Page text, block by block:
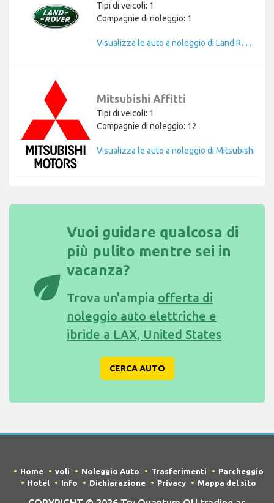
Tipi di veicoli: 1
Compagnie di noleggio: 1
V
isualizza le auto a noleggio di Land Rover
Mitsubishi Affitti
Tipi di veicoli: 1
Compagnie di noleggio: 12
Visualizza le auto a noleggio di Mitsubishi
eco
Vuoi guidare qualcosa di
più pulito mentre sei in
vacanza?
Trova un'ampia offerta di
noleggio auto elettriche e
ibride a LAX, United States
CERCA AUTO
Home voli Noleggio Auto Trasferimenti
Parcheggio
Hotel
Info Dichiarazione Privacy Mappa del sito